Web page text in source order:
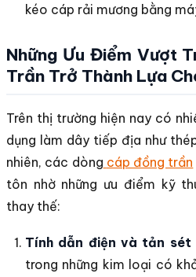
kéo cáp rải mương bằng
Những Ưu Điểm Vượt
Trần Trở Thành Lựa
Trên thị trường hiện nay có
dụng làm dây tiếp địa như
nhiên, các dòng cáp đồng trần
tôn nhờ những ưu điểm kỹ
thay thế:
Tính dẫn điện và tản sét
trong những kim loại có